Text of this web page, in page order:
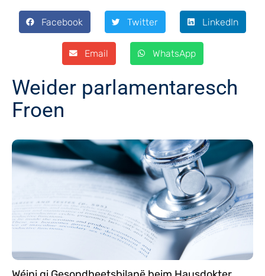
Facebook Twitter LinkedIn
Email WhatsApp
Weider parlamentaresch
Froen